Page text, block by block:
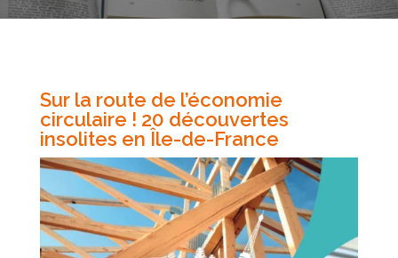
Sur la route de l’économie
circulaire ! 20 découvertes
insolites en Île-de-France